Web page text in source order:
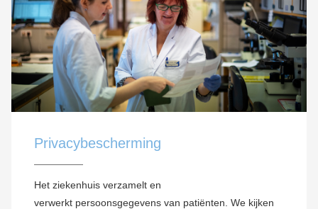
Privacybescherming
Het ziekenhuis verzamelt en
verwerkt persoonsgegevens van patiënten. We kijken